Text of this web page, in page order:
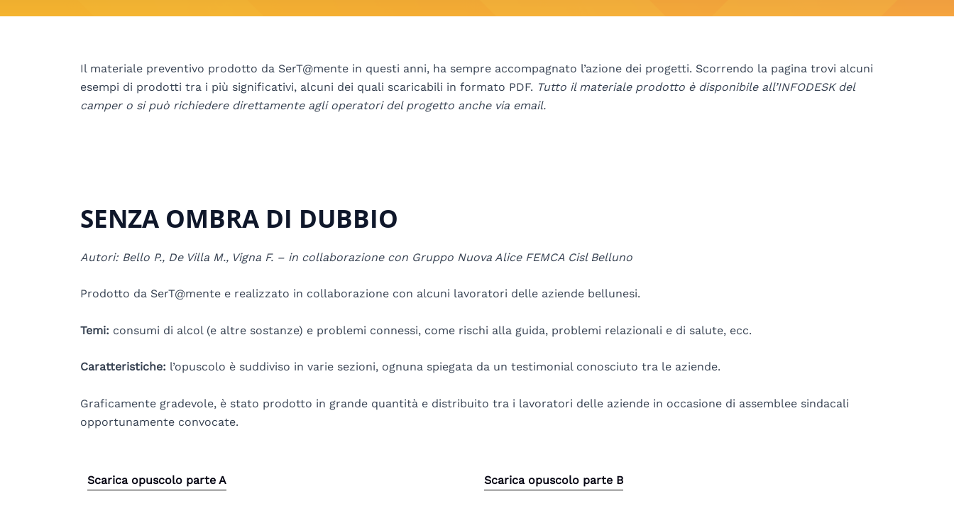
Il materiale preventivo prodotto da SerT@mente in questi anni, ha sempre accompagnato l’azione dei progetti. Scorrendo la pagina trovi alcuni
esempi di prodotti tra i più significativi, alcuni dei quali scaricabili in formato PDF. Tutto il materiale prodotto è disponibile all’INFODESK del
camper o si può richiedere direttamente agli operatori del progetto anche via email.
SENZA OMBRA DI DUBBIO
Autori: Bello P., De Villa M., Vigna F. – in collaborazione con Gruppo Nuova Alice FEMCA Cisl Belluno
Prodotto da SerT@mente e realizzato in collaborazione con alcuni lavoratori delle aziende bellunesi.
Temi: consumi di alcol (e altre sostanze) e problemi connessi, come rischi alla guida, problemi relazionali e di salute, ecc.
Caratteristiche: l’opuscolo è suddiviso in varie sezioni, ognuna spiegata da un testimonial conosciuto tra le aziende.
Graficamente gradevole, è stato prodotto in grande quantità e distribuito tra i lavoratori delle aziende in occasione di assemblee sindacali
opportunamente convocate.
Scarica opuscolo parte A Scarica opuscolo parte B